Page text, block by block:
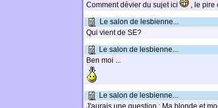
Comment dévier du sujet ici
, le pire
Le salon de lesbienne...
Qui vient de SE?
Le salon de lesbienne...
Ben moi ...
Le salon de lesbienne...
J'aurais une question : Ma blonde et